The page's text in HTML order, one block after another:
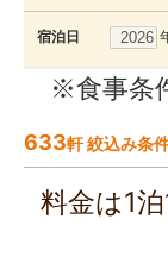
宿泊日
※食事条
633軒 絞込み条
料金は1